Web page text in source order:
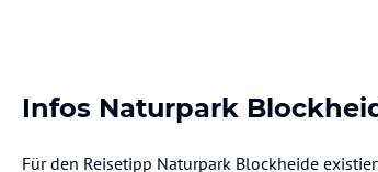
Infos Naturpark
Für den Reisetipp Naturpark Blockheide